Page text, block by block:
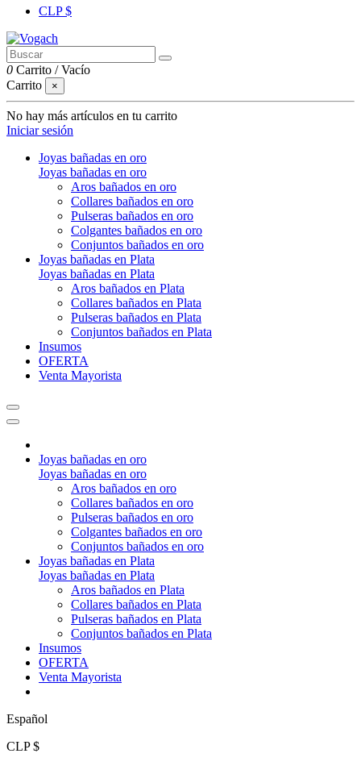
CLP $
0 Carrito /Vacío
Carrito
×
No hay más artículos en tu carrito
Iniciar sesión
Joyas bañadas en oro
Joyas bañadas en oro
Aros bañados en oro
Collares bañados en oro
Pulseras bañados en oro
Colgantes bañados en oro
Conjuntos bañados en oro
Joyas bañadas en Plata
Joyas bañadas en Plata
Aros bañados en Plata
Collares bañados en Plata
Pulseras bañados en Plata
Conjuntos bañados en Plata
Insumos
OFERTA
Venta Mayorista
Joyas bañadas en oro
Joyas bañadas en oro
Aros bañados en oro
Collares bañados en oro
Pulseras bañados en oro
Colgantes bañados en oro
Conjuntos bañados en oro
Joyas bañadas en Plata
Joyas bañadas en Plata
Aros bañados en Plata
Collares bañados en Plata
Pulseras bañados en Plata
Conjuntos bañados en Plata
Insumos
OFERTA
Venta Mayorista
Español
CLP $